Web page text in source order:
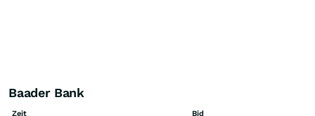
Baader Bank
Zeit Bid